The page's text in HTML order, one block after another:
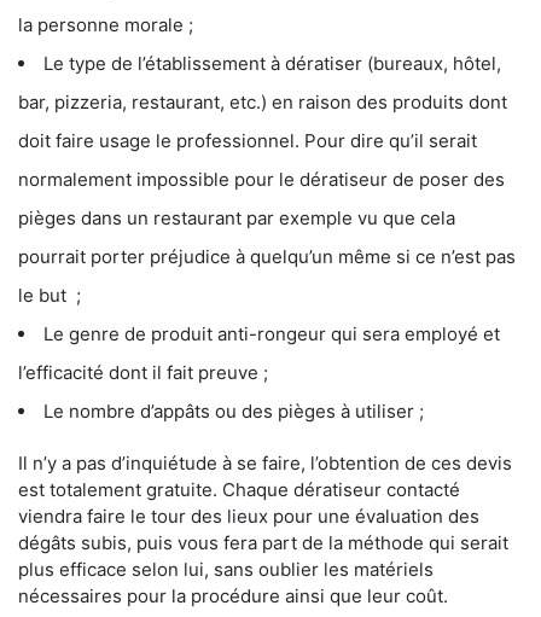
la personne morale ;
Le type de l’établissement à dératiser (bureaux, hôtel,
bar, pizzeria, restaurant, etc.) en raison des produits dont
doit faire usage le professionnel. Pour dire qu’il serait
normalement impossible pour le dératiseur de poser des
pièges dans un restaurant par exemple vu que cela
pourrait porter préjudice à quelqu’un même si ce n’est pas
le but ;
Le genre de produit anti-rongeur qui sera employé et
l’efficacité dont il fait preuve ;
Le nombre d’appâts ou des pièges à utiliser ;
Il n’y a pas d’inquiétude à se faire, l’obtention de ces devis
est totalement gratuite. Chaque dératiseur contacté
viendra faire le tour des lieux pour une évaluation des
dégâts subis, puis vous fera part de la méthode qui serait
plus efficace selon lui, sans oublier les matériels
nécessaires pour la procédure ainsi que leur coût.